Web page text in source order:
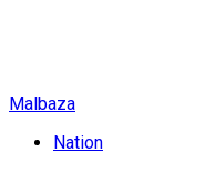
Malbaza
Nation